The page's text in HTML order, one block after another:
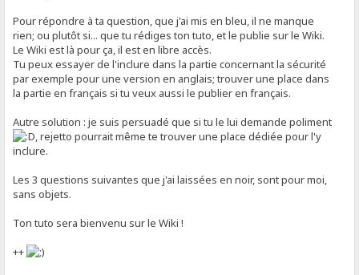
Pour répondre à ta question, que j'ai mis en bleu, il ne manque
rien; ou plutôt si... que tu rédiges ton tuto, et le publie sur le Wiki.
Le Wiki est là pour ça, il est en libre accès.
Tu peux essayer de l'inclure dans la partie concernant la sécurité
par exemple pour une version en anglais; trouver une place dans
la partie en français si tu veux aussi le publier en français.
Autre solution : je suis persuadé que si tu le lui demande poliment
, rejetto pourrait même te trouver une place dédiée pour l'y
inclure.
Les 3 questions suivantes que j'ai laissées en noir, sont pour moi,
sans objets.
Ton tuto sera bienvenu sur le Wiki !
++